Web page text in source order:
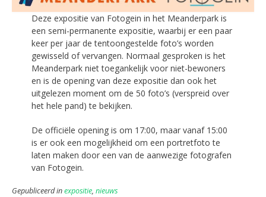
Deze expositie van Fotogein in het Meanderpark is
een semi-permanente expositie, waarbij er een paar
keer per jaar de tentoongestelde foto’s worden
gewisseld of vervangen. Normaal gesproken is het
Meanderpark niet toegankelijk voor niet-bewoners
en is de opening van deze expositie dan ook het
uitgelezen moment om de 50 foto’s (verspreid over
het hele pand) te bekijken.
De officiële opening is om 17:00, maar vanaf 15:00
is er ook een mogelijkheid om een portretfoto te
laten maken door een van de aanwezige fotografen
van Fotogein.
Gepubliceerd inexpositie, nieuws